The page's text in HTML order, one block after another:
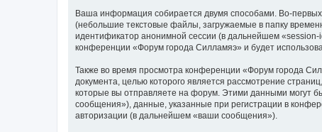
Ваша информация собирается двумя способами. Во-
(небольшие текстовые файлы, загружаемые в папку
идентификатор анонимной сессии (в дальнейшем
конференции «Форум города Силламяэ» и будет
Также во время просмотра конференции «Форум города
документа, целью которого является рассмотрение
которые вы отправляете на форум. Этими данными могут
сообщения»), данные, указанные при регистрации в
авторизации (в дальнейшем «ваши сообщения»).